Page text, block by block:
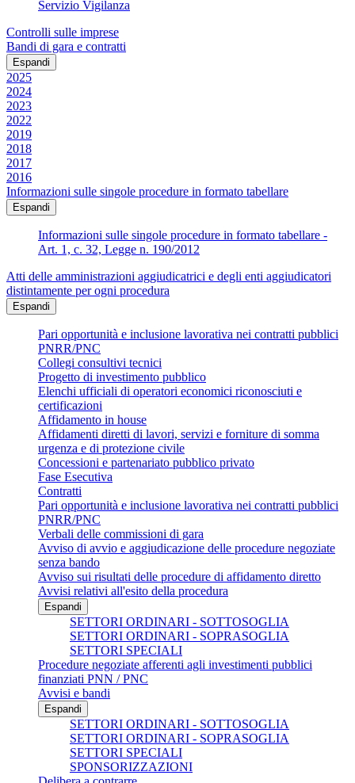
Servizio Vigilanza
Controlli sulle imprese
Bandi di gara e contratti
Espandi
2025
2024
2023
2022
2019
2018
2017
2016
Informazioni sulle singole procedure in formato tabellare
Espandi
Informazioni sulle singole procedure in formato tabellare -
Art. 1, c. 32, Legge n. 190/2012
Atti delle amministrazioni aggiudicatrici e degli enti aggiudicatori
distintamente per ogni procedura
Espandi
Pari opportunità e inclusione lavorativa nei contratti pubblici
PNRR/PNC
Collegi consultivi tecnici
Progetto di investimento pubblico
Elenchi ufficiali di operatori economici riconosciuti e
certificazioni
Affidamento in house
Affidamenti diretti di lavori, servizi e forniture di somma
urgenza e di protezione civile
Concessioni e partenariato pubblico privato
Fase Esecutiva
Contratti
Pari opportunità e inclusione lavorativa nei contratti pubblici
PNRR/PNC
Verbali delle commissioni di gara
Avviso di avvio e aggiudicazione delle procedure negoziate
senza bando
Avviso sui risultati delle procedure di affidamento diretto
Avvisi relativi all'esito della procedura
Espandi
SETTORI ORDINARI - SOTTOSOGLIA
SETTORI ORDINARI - SOPRASOGLIA
SETTORI SPECIALI
Procedure negoziate afferenti agli investimenti pubblici
finanziati PNN / PNC
Avvisi e bandi
Espandi
SETTORI ORDINARI - SOTTOSOGLIA
SETTORI ORDINARI - SOPRASOGLIA
SETTORI SPECIALI
SPONSORIZZAZIONI